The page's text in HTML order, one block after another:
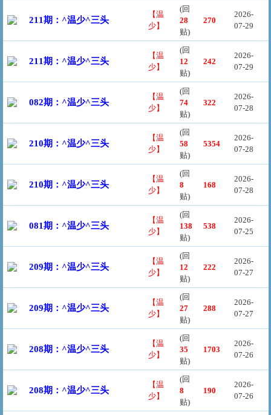
211期：^温少^三头
【温
少】
(回
28
贴)
270
2026-
07-29
211期：^温少^三头
【温
少】
(回
12
贴)
242
2026-
07-29
082期：^温少^三头
【温
少】
(回
74
贴)
322
2026-
07-28
210期：^温少^三头
【温
少】
(回
58
贴)
5354
2026-
07-28
210期：^温少^三头
【温
少】
(回
8
贴)
168
2026-
07-28
081期：^温少^三头
【温
少】
(回
138
贴)
538
2026-
07-25
209期：^温少^三头
【温
少】
(回
12
贴)
222
2026-
07-27
209期：^温少^三头
【温
少】
(回
27
贴)
288
2026-
07-27
208期：^温少^三头
【温
少】
(回
35
贴)
1703
2026-
07-26
208期：^温少^三头
【温
少】
(回
8
贴)
190
2026-
07-26